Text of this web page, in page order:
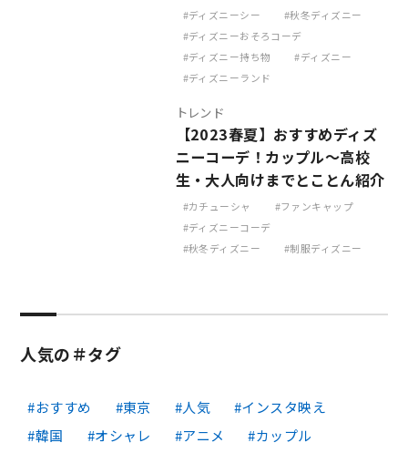
ディズニーシー
秋冬ディズニー
ディズニーおそろコーデ
ディズニー持ち物
ディズニー
ディズニーランド
トレンド
【2023春夏】おすすめディズ
ニーコーデ！カップル～高校
生・大人向けまでとことん紹介
カチューシャ
ファンキャップ
ディズニーコーデ
秋冬ディズニー
制服ディズニー
人気の＃タグ
おすすめ 東京 人気
インスタ映え
韓国
オシャレ アニメ
カップル